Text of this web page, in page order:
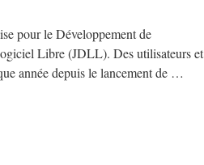
pour le Développement de
Libre (JDLL). Des utilisateurs et
année depuis le lancement de …